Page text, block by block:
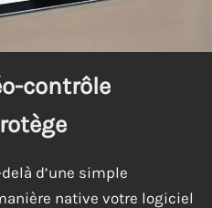
contrôle
d’une simple
native votre logiciel